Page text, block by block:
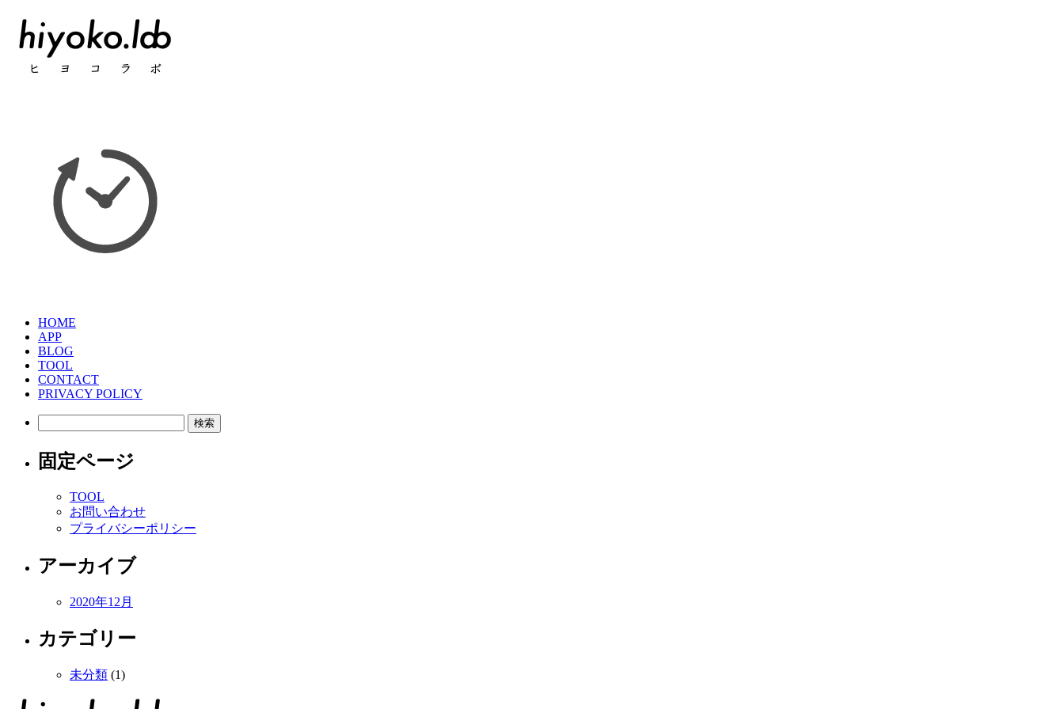
HOME
APP
BLOG
TOOL
CONTACT
PRIVACY POLICY
固定ページ
TOOL
お問い合わせ
プライバシーポリシー
アーカイブ
2020年12月
カテゴリー
未分類 (1)